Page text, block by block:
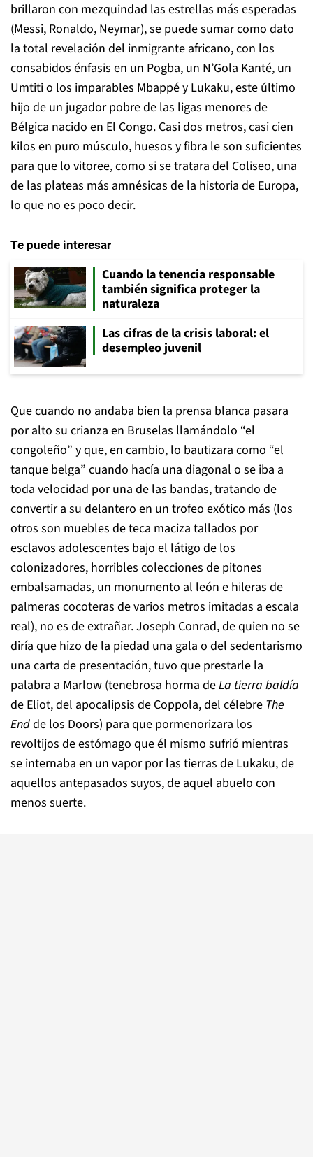
brillaron con mezquindad las estrellas más esperadas
(Messi, Ronaldo, Neymar), se puede sumar como dato
la total revelación del inmigrante africano, con los
consabidos énfasis en un Pogba, un N’Gola Kanté, un
Umtiti o los imparables Mbappé y Lukaku, este último
hijo de un jugador pobre de las ligas menores de
Bélgica nacido en El Congo. Casi dos metros, casi cien
kilos en puro músculo, huesos y fibra le son suficientes
para que lo vitoree, como si se tratara del Coliseo, una
de las plateas más amnésicas de la historia de Europa,
lo que no es poco decir.
Te puede interesar
Cuando la tenencia responsable
también significa proteger la
naturaleza
Las cifras de la crisis laboral: el
desempleo juvenil
Que cuando no andaba bien la prensa blanca pasara
por alto su crianza en Bruselas llamándolo “el
congoleño” y que, en cambio, lo bautizara como “el
tanque belga” cuando hacía una diagonal o se iba a
toda velocidad por una de las bandas, tratando de
convertir a su delantero en un trofeo exótico más (los
otros son muebles de teca maciza tallados por
esclavos adolescentes bajo el látigo de los
colonizadores, horribles colecciones de pitones
embalsamadas, un monumento al león e hileras de
palmeras cocoteras de varios metros imitadas a escala
real), no es de extrañar. Joseph Conrad, de quien no se
diría que hizo de la piedad una gala o del sedentarismo
una carta de presentación, tuvo que prestarle la
palabra a Marlow (tenebrosa horma deLa tierra baldía
de Eliot, del apocalipsis de Coppola, del célebre The
Endde los Doors) para que pormenorizara los
revoltijos de estómago que él mismo sufrió mientras
se internaba en un vapor por las tierras de Lukaku, de
aquellos antepasados suyos, de aquel abuelo con
menos suerte.